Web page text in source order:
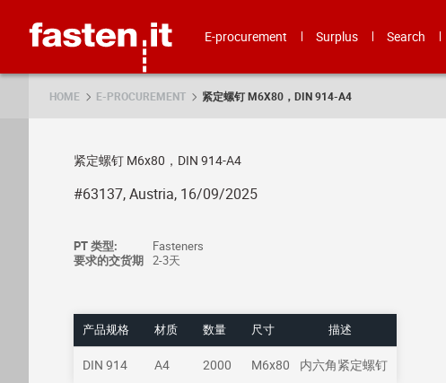
E-procurement Surplus Search
HOME E-PROCUREMENT 紧定螺钉 M6X80，DIN 914-A4
紧定螺钉 M6x80，DIN 914-A4
#63137, Austria, 16/09/2025
PT 类型:
Fasteners
要求的交货期 2-3天
产品规格 材质 数量 尺寸 描述
DIN 914 A4 2000 M6x80 内六角紧定螺钉